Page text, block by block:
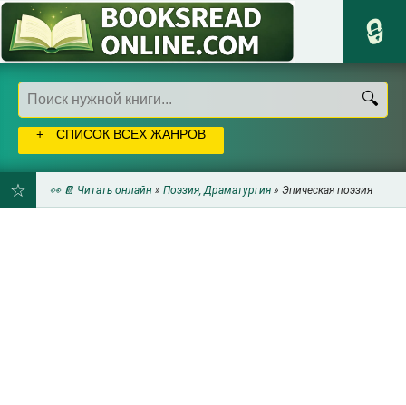
СПИСОК ВСЕХ ЖАНРОВ
👀 📔 Читать онлайн » Поэзия, Драматургия » Эпическая поэзия